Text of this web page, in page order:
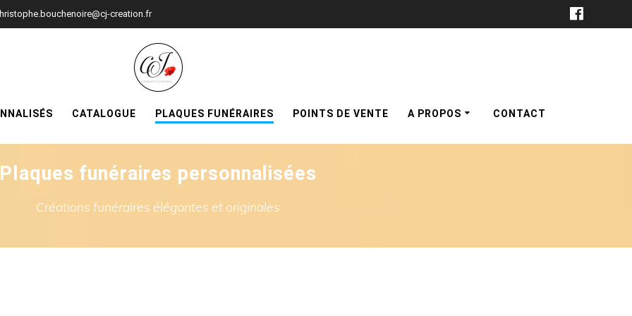
creation.fr
CATALOGUE PLAQUES FUNÉRAIRES POINTS DE VENTE A PROPOS CONTACT
Plaques funéraires personnalisées
Créations funéraires élégantes et originales